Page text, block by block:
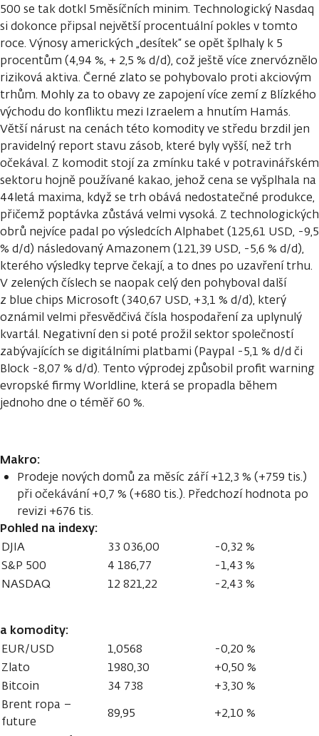
500 se tak dotkl 5měsíčních minim. Technologický Nasdaq
si dokonce připsal největší procentuální pokles v tomto
roce. Výnosy amerických „desítek“ se opět šplhaly k 5
procentům (4,94 %, + 2,5 % d/d), což ještě více znervóznělo
riziková aktiva. Černé zlato se pohybovalo proti akciovým
trhům. Mohly za to obavy ze zapojení více zemí z Blízkého
východu do konfliktu mezi Izraelem a hnutím Hamás.
Větší nárust na cenách této komodity ve středu brzdil jen
pravidelný report stavu zásob, které byly vyšší, než trh
očekával. Z komodit stojí za zmínku také v potravinářském
sektoru hojně používané kakao, jehož cena se vyšplhala na
44letá maxima, když se trh obává nedostatečné produkce,
přičemž poptávka zůstává velmi vysoká. Z technologických
obrů nejvíce padal po výsledcích Alphabet (125,61 USD, -9,5
% d/d) následovaný Amazonem (121,39 USD, -5,6 % d/d),
kterého výsledky teprve čekají, a to dnes po uzavření trhu.
V zelených číslech se naopak celý den pohyboval další
z blue chips Microsoft (340,67 USD, +3,1 % d/d), který
oznámil velmi přesvědčivá čísla hospodaření za uplynulý
kvartál. Negativní den si poté prožil sektor společností
zabývajících se digitálními platbami (Paypal -5,1 % d/d či
Block -8,07 % d/d). Tento výprodej způsobil profit warning
evropské firmy Worldline, která se propadla během
jednoho dne o téměř 60 %.
Makro:
Prodeje nových domů za měsíc září +12,3 % (+759 tis.)
při očekávání +0,7 % (+680 tis.). Předchozí hodnota po
revizi +676 tis.
Pohled na indexy:
DJIA 33 036,00
-0,32 %
S&P 500
4 186,77
-1,43 %
NASDAQ
12 821,22 -2,43 %
a komodity:
EUR/USD 1,0568
-0,20 %
Zlato
1980,30
+0,50 %
Bitcoin
34 738
+3,30 %
Brent ropa –
future
89,95
+2,10 %